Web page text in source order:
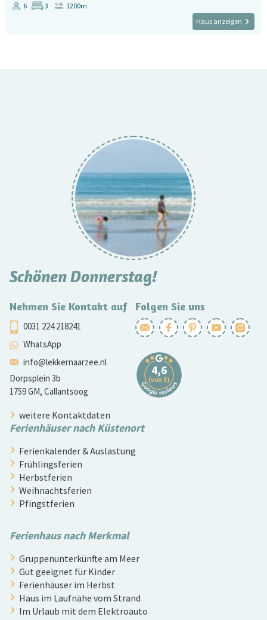
6 3
1200m
Haus anzeigen
Schönen Donnerstag!
Nehmen Sie Kontakt auf
0031 224 218241
WhatsApp
info@lekkernaarzee.nl
Dorpsplein 3b
1759 GM, Callantsoog
Folgen Sie uns
weitere Kontaktdaten
Ferienhäuser nach Küstenort
Ferienkalender & Auslastung
Frühlingsferien
Herbstferien
Weihnachtsferien
Pfingstferien
Ferienhaus nach Merkmal
Gruppenunterkünfte am Meer
Gut geeignet für Kinder
Ferienhäuser im Herbst
Haus im Laufnähe vom Strand
Im Urlaub mit dem Elektroauto